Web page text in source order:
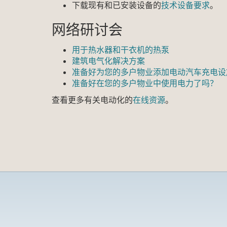
下载现有和已安装设备的技术设备要求。
网络研讨会
用于热水器和干衣机的热泵
建筑电气化解决方案
准备好为您的多户物业添加电动汽车充电
准备好在您的多户物业中使用电力了吗？
查看更多有关电动化的在线资源。